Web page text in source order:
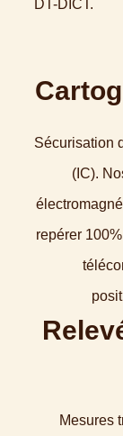
DT-DICT.
Sécurisation
(IC).
repérer
Mesures